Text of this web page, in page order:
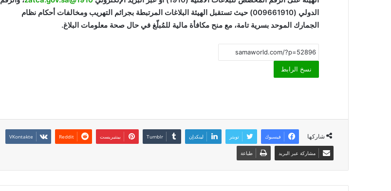
الدولي (009661910) حيث تستقبل الهيئة البلاغات المرتبطة بجرائم التهريب ومخالفات أحكام نظام
الجمارك الموحد بسرية تامة، مع منح مكافأة مالية للمُبلّغ في حال صحة معلومات البلاغ.
نسخ الرابط
شاركها فيسبوك تويتر لينكدإن بينتيريست
مشاركة عبر البريد طباعة